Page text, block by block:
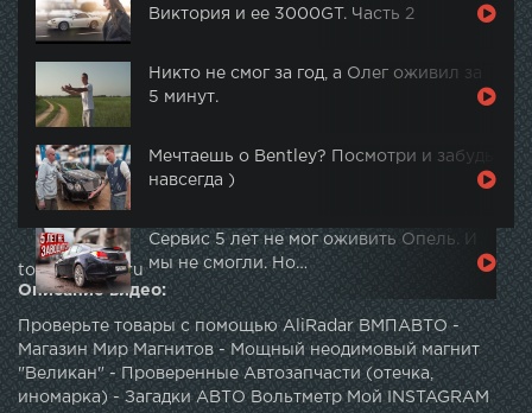
Виктория и ее 3000GT. Часть 2
Никто не смог за год, а Олег оживил за
5 минут.
Мечтаешь о Bentley? Посмотри и забудь
навсегда )
Сервис 5 лет не мог оживить Опель. И
мы не смогли. Но…
topautotube.ru
Описание видео:
Проверьте товары с помощью AliRadar ВМПАВТО -
Магазин Мир Магнитов - Мощный неодимовый магнит
"Великан" - Проверенные Автозапчасти (отечка,
иномарка) - Загадки АВТО Вольтметр Мой INSTAGRAM